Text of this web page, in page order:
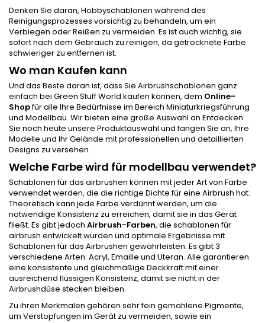
Denken Sie daran, Hobbyschablonen während des
Reinigungsprozesses vorsichtig zu behandeln, um ein
Verbiegen oder Reißen zu vermeiden. Es ist auch wichtig, sie
sofort nach dem Gebrauch zu reinigen, da getrocknete Farbe
schwieriger zu entfernen ist.
Wo man Kaufen kann
Und das Beste daran ist, dass Sie Airbrushschablonen ganz
einfach bei Green Stuff World kaufen können, dem Online-
Shopfür alle Ihre Bedürfnisse im Bereich Miniaturkriegsführung
und Modellbau. Wir bieten eine große Auswahl an Entdecken
Sie noch heute unsere Produktauswahl und fangen Sie an, Ihre
Modelle und Ihr Gelände mit professionellen und detaillierten
Designs zu versehen.
Welche Farbe wird für modellbau verwendet?
Schablonen für das airbrushen können mit jeder Art von Farbe
verwendet werden, die die richtige Dichte für eine Airbrush hat.
Theoretisch kann jede Farbe verdünnt werden, um die
notwendige Konsistenz zu erreichen, damit sie in das Gerät
fließt. Es gibt jedoch Airbrush-Farben, die schablonen für
airbrush entwickelt wurden und optimale Ergebnisse mit
Schablonen für das Airbrushen gewährleisten. Es gibt 3
verschiedene Arten: Acryl, Emaille und Uteran. Alle garantieren
eine konsistente und gleichmäßige Deckkraft mit einer
ausreichend flüssigen Konsistenz, damit sie nicht in der
Airbrushdüse stecken bleiben.
Zu ihren Merkmalen gehören sehr fein gemahlene Pigmente,
um Verstopfungen im Gerät zu vermeiden, sowie ein